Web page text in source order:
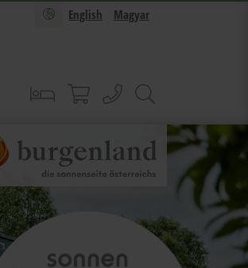
English Magyar
BuchenSonnentherme Shop
anrufen